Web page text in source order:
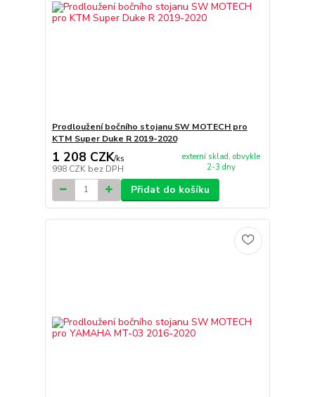
Prodloužení bočního stojanu SW MOTECH pro
KTM Super Duke R 2019-2020
1 208 CZK/ks
998 CZK bez DPH
externí sklad, obvykle
2-3 dny
Přidat do košíku